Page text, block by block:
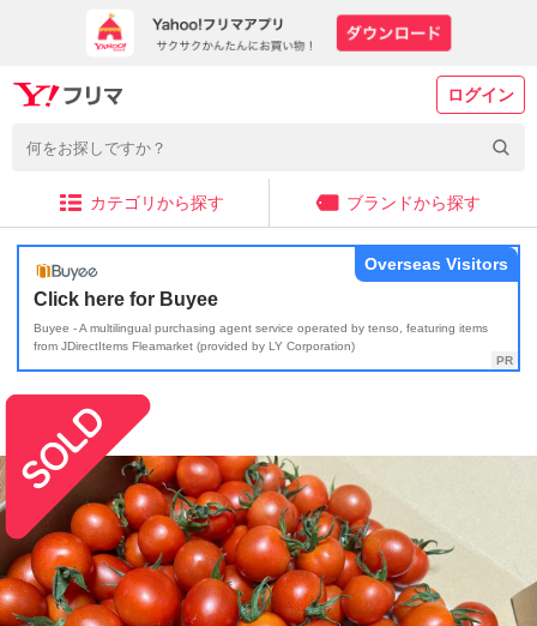
ログイン
カテゴリから探す ブランドから探す
Click here for Buyee
Buyee - A multilingual purchasing agent service operated by tenso, featuring items
from JDirectItems Fleamarket (provided by LY Corporation)
Overseas Visitors